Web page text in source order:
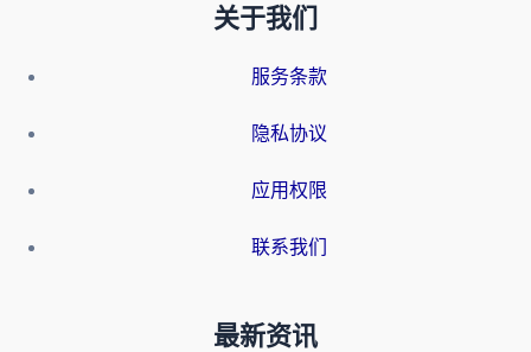
关于我们
服务条款
隐私协议
应用权限
联系我们
最新资讯